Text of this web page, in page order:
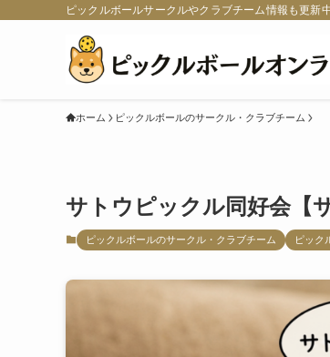
ピックルボールサークルやクラブチーム情報も更新
ホーム ピックルボールのサークル・クラブチーム
サトウピックル同好会【
ピックルボールのサークル・クラブチーム ピック